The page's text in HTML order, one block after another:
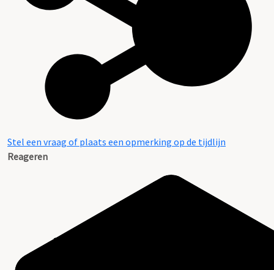
Stel een vraag of plaats een opmerking op de tijdlijn
Reageren